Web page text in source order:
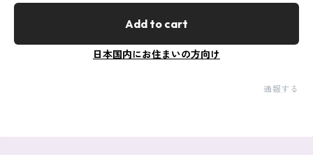
Add to cart
日本国内にお住まいの方向け
通報する